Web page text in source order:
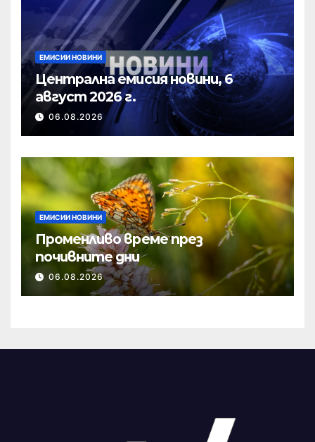
ЕМИСИИ НОВИНИ
Централна емисия новини, 6
август 2026 г.
06.08.2026
ЕМИСИИ НОВИНИ
Променливо време през
почивните дни
06.08.2026